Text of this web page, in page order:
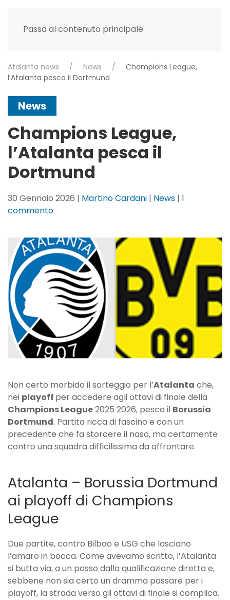
Passa al contenuto principale
Atalanta news News
Champions League,
l’Atalanta pesca il Dortmund
News
Champions League,
l’Atalanta pesca il
Dortmund
30 Gennaio 2026 | Martino Cardani | News | 1
commentosu
League,
l’Atalanta
pesca
il
Dortmund
Non certo morbido il sorteggio per l’Atalanta che,
nei playoff per accedere agli ottavi di finale della
Champions League2025 2026, pesca il Borussia
Dortmund. Partita ricca di fascino e con un
precedente che fa storcere il naso, ma certamente
contro una squadra difficilissima da affrontare.
Atalanta – Borussia Dortmund
ai playoff di Champions
League
Due partite, contro Bilbao e USG che lasciano
l’amaro in bocca. Come avevamo scritto, l’Atalanta
si butta via, a un passo dalla qualificazione diretta e,
sebbene non sia certo un dramma passare per i
playoff, la strada verso gli ottavi di finale si complica.